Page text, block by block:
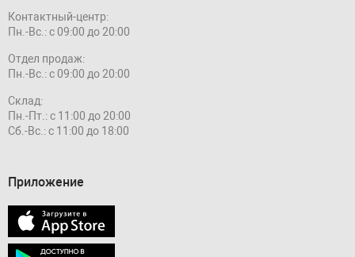
Контактный-центр:
Пн.-Вс.: с 09:00 до 20:00
Отдел продаж:
Пн.-Вс.: с 09:00 до 20:00
Склад:
Пн.-Пт.: с 11:00 до 20:00
Сб.-Вс.: с 11:00 до 18:00
Приложение